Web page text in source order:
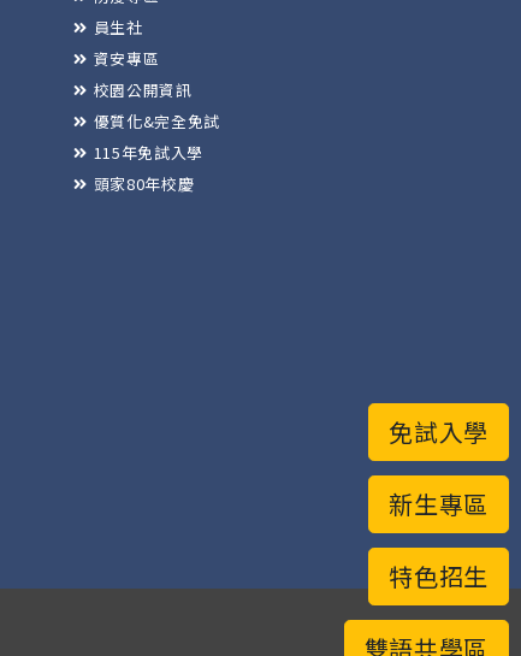
雙語共學區
特色招生
新生專區
免試入學
員生社
資安專區
校園公開資訊
優質化&完全免試
115年免試入學
頭家80年校慶